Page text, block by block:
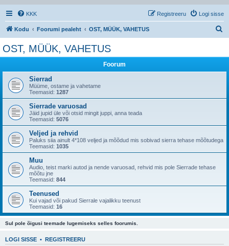
KKK Logi sisse
Registreeru
Kodu Foorumi pealeht OST, MÜÜK, VAHETUS
OST, MÜÜK, VAHETUS
Foorum
Sierrad
Müüme, ostame ja vahetame
Teemasid: 1287
Sierrade varuosad
Jäid jupid üle või otsid mingit juppi, anna teada
Teemasid: 5076
Veljed ja rehvid
Paluks siia ainult 4*108 veljed ja mõõdud mis sobivad sierra tehase mõõtudega
Teemasid: 1035
Muu
Audio, teist marki autod ja nende varuosad, rehvid mis pole Sierrade tehase
mõõtu jne
Teemasid: 844
Teenused
Kui vajad või pakud Sierrale vajalikku teenust
Teemasid: 16
Sul pole õigusi teemade lugemiseks selles foorumis.
LOGI SISSE • REGISTREERU